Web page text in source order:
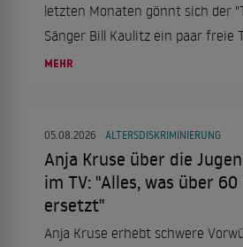
letzten Monaten gönnt sich der
Sänger Bill Kaulitz ein paar freie
verbringt er in Italien, genauer
MEHR
05.08.2026 ALTERSDISKRIMINIERUNG
Anja Kruse über die
im TV: "Alles, was über
ersetzt"
Anja Kruse erhebt schwere